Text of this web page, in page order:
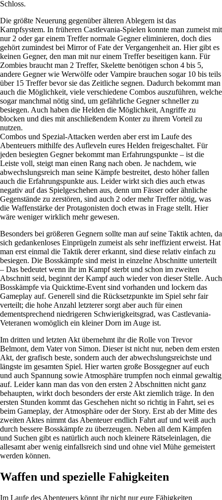
Schloss.
Die größte Neuerung gegenüber älteren Ablegern ist das
Kampfsystem. In früheren Castlevania-Spielen konnte man zumeist mit
nur 2 oder gar einem Treffer normale Gegner eliminieren, doch dies
gehört zumindest bei Mirror of Fate der Vergangenheit an. Hier gibt es
keinen Gegner, den man mit nur einem Treffer beseitigen kann. Für
Zombies braucht man 2 Treffer, Skelette benötigen schon 4 bis 5,
andere Gegner wie Werwölfe oder Vampire brauchen sogar 10 bis teils
über 15 Treffer bevor sie das Zeitliche segnen. Dadurch bekommt man
auch die Möglichkeit, viele verschiedene Combos auszuführen, welche
sogar manchmal nötig sind, um gefährliche Gegner schneller zu
besiegen. Auch haben die Helden die Möglichkeit, Angriffe zu
blocken und dies mit anschließendem Konter zu ihrem Vorteil zu
nutzen.
Combos und Spezial-Attacken werden aber erst im Laufe des
Abenteuers mithilfe des Aufleveln eures Helden freigeschaltet. Für
jeden besiegten Gegner bekommt man Erfahrungspunkte – ist die
Leiste voll, steigt man einen Rang nach oben. Je nachdem, wie
abwechslungsreich man seine Kämpfe bestreitet, desto höher fallen
auch die Erfahrungspunkte aus. Leider wirkt sich dies auch etwas
negativ auf das Spielgeschehen aus, denn um Fässer oder ähnliche
Gegenstände zu zerstören, sind auch 2 oder mehr Treffer nötig, was
die Waffenstärke der Protagonisten doch etwas in Frage stellt. Hier
wäre weniger wirklich mehr gewesen.
Besonders bei größeren Gegnern sollte man auf seine Taktik achten, da
sich gedankenloses Einprügeln zumeist als sehr ineffizient erweist. Hat
man erst einmal die Taktik derer erkannt, sind diese relativ einfach zu
besiegen. Die Bosskämpfe sind meist in einzelne Abschnitte unterteilt
– Das bedeutet wenn ihr im Kampf sterbt und schon im zweiten
Abschnitt seid, beginnt der Kampf auch wieder von dieser Stelle. Auch
Bosskämpfe via Quicktime-Event sind vorhanden und lockern das
Gameplay auf. Generell sind die Rücksetzpunkte im Spiel sehr fair
verteilt; die hohe Anzahl letzterer sorgt aber auch für einen
dementsprechend niedrigeren Schwierigkeitsgrad, was Castlevania-
Veteranen womöglich ein kleiner Dorn im Auge ist.
Im dritten und letzten Akt übernehmt ihr die Rolle von Trevor
Belmont, dem Vater von Simon. Dieser ist nicht nur, neben dem ersten
Akt, der grafisch beste, sondern auch der abwechslungsreichste und
längste im gesamten Spiel. Hier warten große Bossgegner auf euch
und auch Spannung sowie Atmosphäre trumpfen noch einmal gewaltig
auf. Leider kann man das von den ersten 2 Abschnitten nicht ganz
behaupten, wirkt doch besonders der erste Akt ziemlich träge. In den
ersten Stunden kommt das Geschehen nicht so richtig in Fahrt, sei es
beim Gameplay, der Atmosphäre oder der Story. Erst ab der Mitte des
zweiten Aktes nimmt das Abenteuer endlich Fahrt auf und weiß auch
durch bessere Bosskämpfe zu überzeugen. Neben all dem Kämpfen
und Suchen gibt es natürlich auch noch kleinere Rätseleinlagen, die
allesamt aber wenig einfallsreich sind und ohne viel Mühe gemeistert
werden können.
Waffen und spezielle Fahigkeiten
Im Laufe des Abenteuers könnt ihr nicht nur eure Fähigkeiten